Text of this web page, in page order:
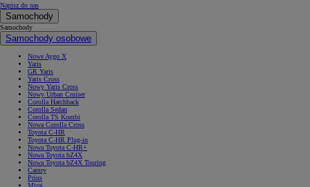
Napisz do nas
Samochody
Samochody
Samochody osobowe
Nowe Aygo X
Yaris
GR Yaris
Yaris Cross
Nowy Yaris Cross
Nowy Urban Cruiser
Corolla Hatchback
Corolla Sedan
Corolla TS Kombi
Nowa Corolla Cross
Toyota C-HR
Toyota C-HR Plug-in
Nowa Toyota C-HR+
Nowa Toyota bZ4X
Nowa Toyota bZ4X Touring
Camry
Prius
Mirai